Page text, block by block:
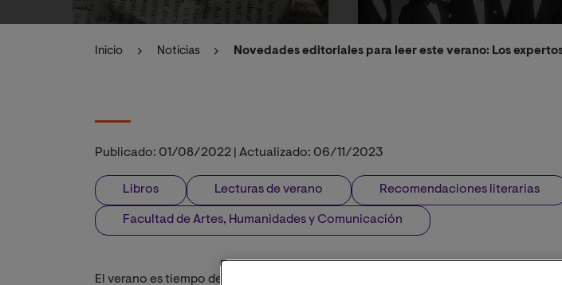
Inicio Noticias Novedades editoriales para leer este verano: Los
Publicado: 01/08/2022 Actualizado: 06/11/2023
Libros Lecturas de verano Recomendaciones literarias
Facultad de Artes, Humanidades y Comunicación
El verano es tiempo de libros. El respiro de las vacaciones y el ritmo vital